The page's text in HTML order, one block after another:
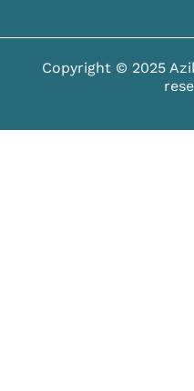
Copyright © 2025